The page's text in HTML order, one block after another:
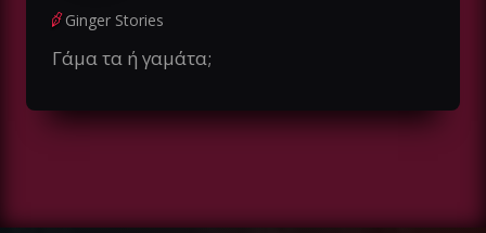
Ginger Stories
Γάμα τα ή γαμάτα;